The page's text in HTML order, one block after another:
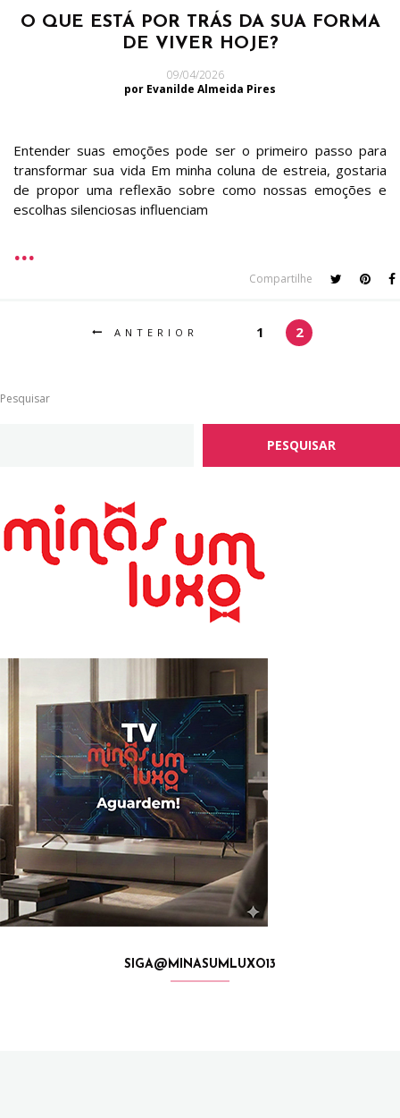
O QUE ESTÁ POR TRÁS DA SUA FORMA
DE VIVER HOJE?
09/04/2026
por Evanilde Almeida Pires
Entender suas emoções pode ser o primeiro passo para
transformar sua vida Em minha coluna de estreia, gostaria
de propor uma reflexão sobre como nossas emoções e
escolhas silenciosas influenciam
Compartilhe
ANTERIOR 1 2
Pesquisar
PESQUISAR
SIGA@MINASUMLUXO13